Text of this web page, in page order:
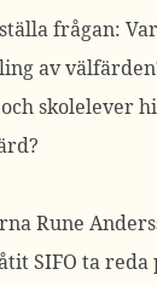
frågan:
av
skolelever
Rune
SIFO ta reda